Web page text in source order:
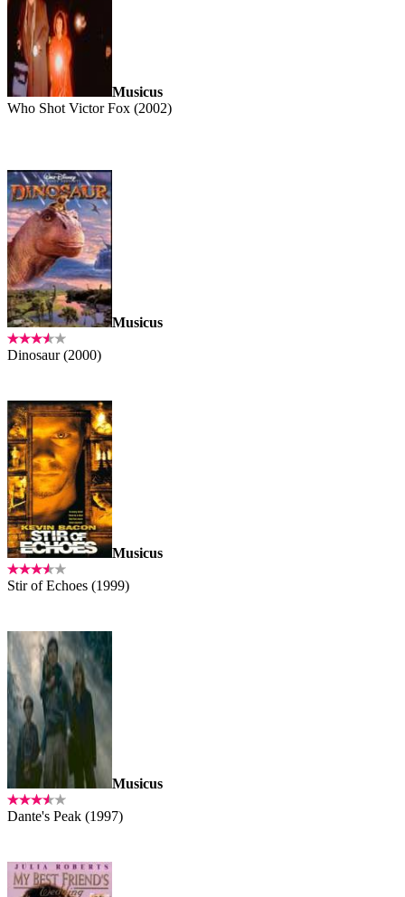
Musicus
Who Shot Victor Fox (2002)
Musicus
Dinosaur (2000)
Musicus
Stir of Echoes (1999)
Musicus
Dante's Peak (1997)